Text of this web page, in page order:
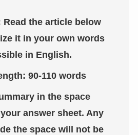
the article below
it in your own words
in English.
90-110 words
in the space
answer sheet. Any
the space will not be